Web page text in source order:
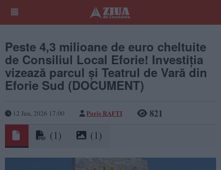
Peste 4,3 milioane de euro cheltuite
de Consiliul Local Eforie! Investiția
vizează parcul și Teatrul de Vară din
Eforie Sud (DOCUMENT)
12 Jun, 2026 17:00 Paris RAFTI 821
(1) (1)